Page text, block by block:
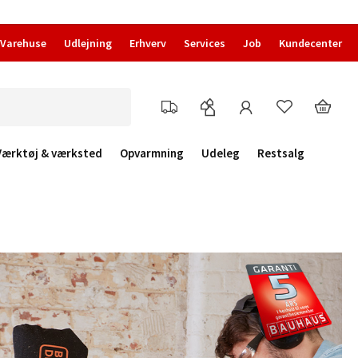
Varehuse Udlejning Erhverv Services Job Kundecenter
& værksted Opvarmning Udeleg Restsalg